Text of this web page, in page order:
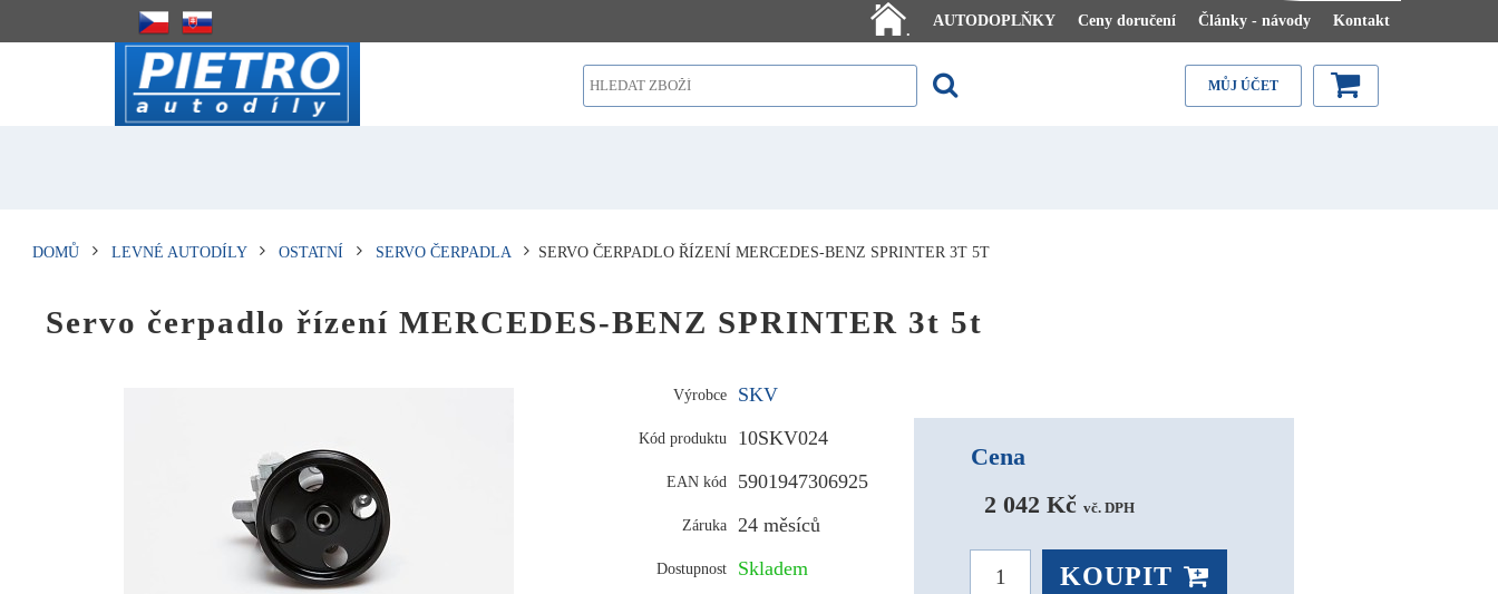
.
AUTODOPLŇKY Ceny doručení Články - návody Kontakt
MŮJ ÚČET
DOMŮ LEVNÉ AUTODÍLY OSTATNÍ SERVO ČERPADLA SERVO ČERPADLO ŘÍZENÍ MERCEDES-BENZ SPRINTER 3T 5T
Servo čerpadlo řízení MERCEDES-BENZ SPRINTER 3t 5t
Výrobce SKV
Kód produktu 10SKV024
EAN kód 5901947306925
Záruka 24 měsíců
Dostupnost Skladem
Cena
2 042 Kč vč. DPH
KOUPIT